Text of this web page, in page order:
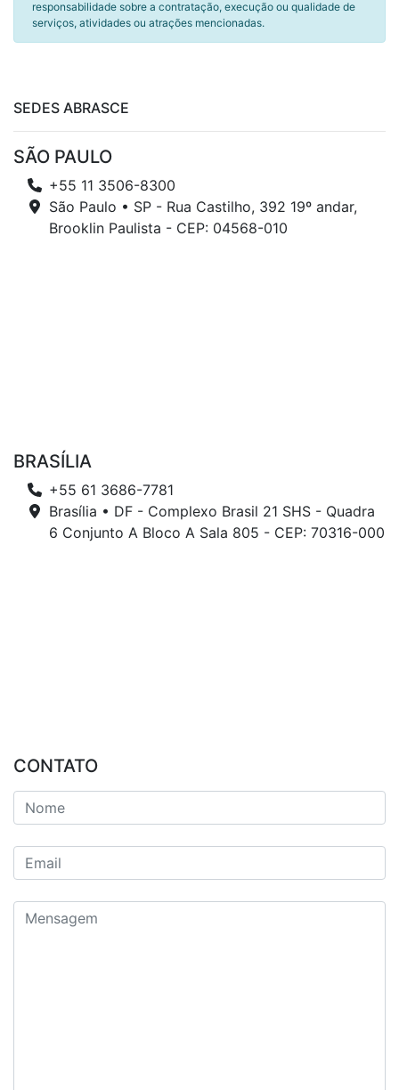
responsabilidade sobre a contratação, execução ou qualidade de
serviços, atividades ou atrações mencionadas.
SEDES ABRASCE
SÃO PAULO
+55 11 3506-8300
São Paulo • SP - Rua Castilho, 392 19º andar,
Brooklin Paulista - CEP: 04568-010
BRASÍLIA
+55 61 3686-7781
Brasília • DF - Complexo Brasil 21 SHS - Quadra
6 Conjunto A Bloco A Sala 805 - CEP: 70316-000
CONTATO